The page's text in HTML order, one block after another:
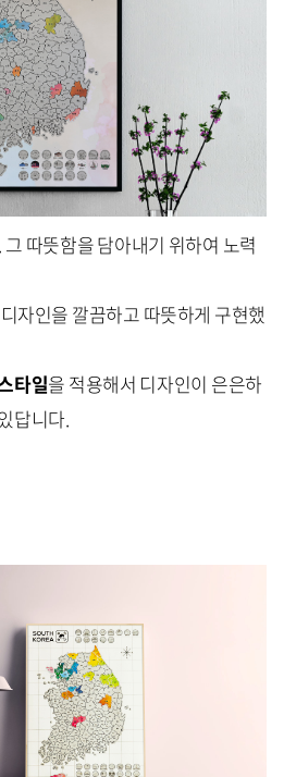
그 따뜻함을 담아내기 위하여 노력
자인을 깔끔하고 따뜻하게 구현했
타일을 적용해서 디자인이 은은하
답니다.